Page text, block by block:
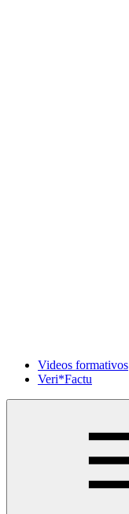
Videos formativos
Veri*Factu